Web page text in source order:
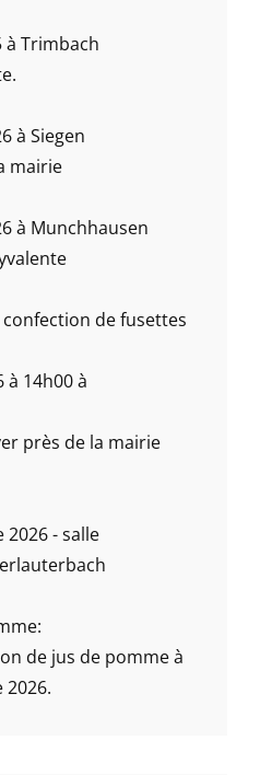
à Trimbach
à Siegen
mairie
à Munchhausen
de fusettes
à 14h00 à
près de la mairie
- salle
de jus de pomme à